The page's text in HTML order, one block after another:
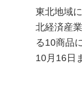
東北地域
北経済産
る10商品
10月16日